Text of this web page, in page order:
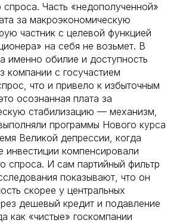
спроса. Часть «недополученной»
за макроэкономическую
частник с целевой функцией
на себя не возьмет. В
именно обилие и доступность
компании с госучастием
что и привело к избыточным
осознанная плата за
стабилизацию — механизм,
программы Нового курса
Великой депрессии, когда
инвестиции компенсировали
спроса. И сам партийный фильтр
показывают, что он
скорее у центральных
дешевый кредит и подавление
как «чистые» госкомпании